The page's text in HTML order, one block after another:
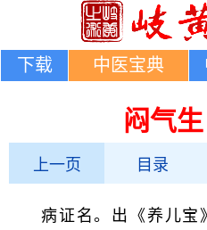
下载 中医宝典
闷气生
上一页 目录
病证名。出《养儿宝